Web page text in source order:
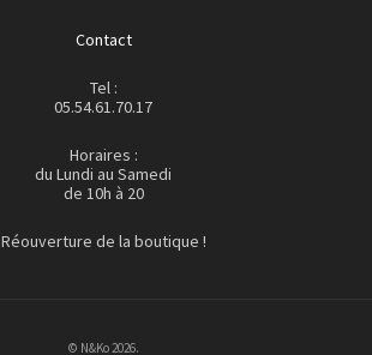
Contact
Tel :
05.54.61.70.17
Horaires :
du Lundi au Samedi
de 10h à 20
Réouverture de la boutique !
© N&Ko 2026.